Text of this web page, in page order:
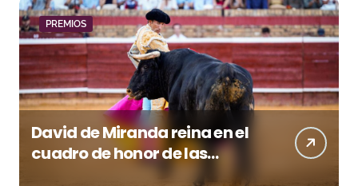
PREMIOS
David de Miranda reina en el
cuadro de honor de las
Colombinas 2026